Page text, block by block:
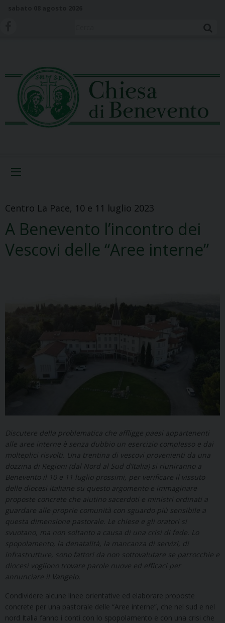
Centro La Pace, 10 e 11 luglio 2023
A Benevento l’incontro dei
Vescovi delle “Aree interne”
Discutere della problematica che affligge paesi appartenenti
alle aree interne è senza dubbio un esercizio complesso e dai
molteplici risvolti. Una trentina di vescovi provenienti da una
dozzina di Regioni (dal Nord al Sud d’Italia) si riuniranno a
Benevento il 10 e 11 luglio prossimi, per verificare il vissuto
delle diocesi italiane su questo argomento e immaginare
proposte concrete che aiutino sacerdoti e ministri ordinati a
guardare alle proprie comunità con sguardo più sensibile a
questa dimensione pastorale. Le chiese e gli oratori si
svuotano, ma non soltanto a causa di una crisi di fede. Lo
spopolamento, la denatalità, la mancanza di servizi, di
infrastrutture, sono fattori da non sottovalutare se parrocchie e
diocesi vogliono trovare parole nuove ed efficaci per
annunciare il Vangelo.
Condividere alcune linee orientative ed elaborare proposte
concrete per una pastorale delle “Aree interne”, che nel sud e nel
nord Italia fanno i conti con lo spopolamento e con una crisi che